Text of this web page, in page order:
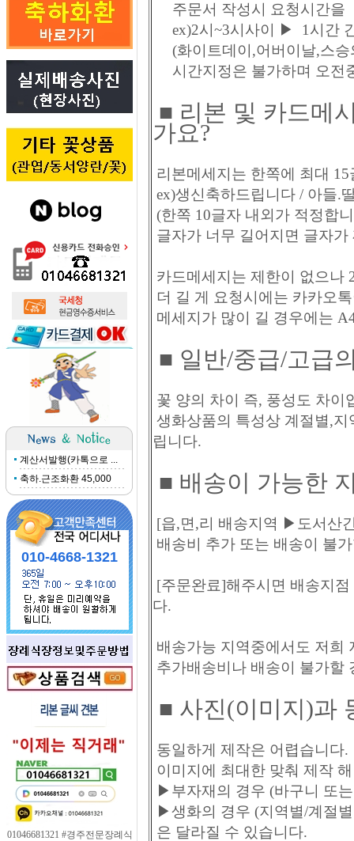
계산서발행(카톡으로 ...
축하.근조화환 45,000
010-4668-1321
01046681321 #경주전문장례식
주문서 작성시 요청시간을
ex)2시~3시사이 ▶ 1시간
(화이트데이,어버이날,스승
시간지정은 불가하며 오전
■ 리본 및 카드메
가요?
리본메세지는 한쪽에 최대
ex)생신축하드립니다 / 아들.
(한쪽 10글자 내외가 적정합
글자가 너무 길어지면 글자
카드메세지는 제한이 없으나
더 길 게 요청시에는 카카오
메세지가 많이 길 경우에는
■ 일반/중급/고급
꽃 양의 차이 즉, 풍성도 차이
생화상품의 특성상 계절별,
립니다.
■ 배송이 가능한
[읍,면,리 배송지역 ▶도서산
배송비 추가 또는 배송이 불
[주문완료]해주시면 배송지
다.
배송가능 지역중에서도 저희
추가배송비나 배송이 불가할
■ 사진(이미지)과
동일하게 제작은 어렵습니다.
이미지에 최대한 맞춰 제작
▶부자재의 경우 (바구니 또
▶생화의 경우 (지역별/계절
은 달라질 수 있습니다.